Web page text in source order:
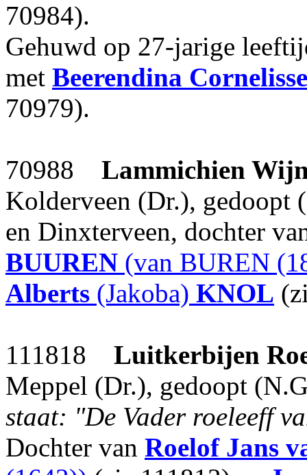
70984).
Gehuwd op 27-jarige
met Beerendina
70979).
70988 Lammichien
Kolderveen (Dr.), gedoopt
en Dinxterveen, dochter
BUUREN (van BUREN
Alberts (Jakoba) KNOL
111818 Luitkerbijen
Meppel (Dr.), gedoopt
staat: "De Vader roeleeff
Dochter van Roelof Jans